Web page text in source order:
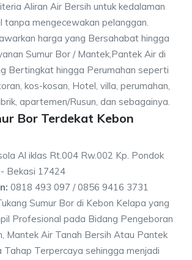
Aliran Air Bersih untuk kedalaman
tanpa mengecewakan pelanggan.
harga yang Bersahabat hingga
Sumur Bor / Mantek,Pantek Air di
Bertingkat hingga Perumahan seperti
kos-kosan, Hotel, villa, perumahan,
apartemen/Rusun, dan sebagainya.
Bor Terdekat Kebon
Al iklas Rt.004 Rw.002 Kp. Pondok
Bekasi 17424
0818 493 097 / 0856 9416 3731
Sumur Bor di Kebon Kelapa yang
Profesional pada Bidang Pengeboran
Mantek Air Tanah Bersih Atau Pantek
Tahap Terpercaya sehingga menjadi